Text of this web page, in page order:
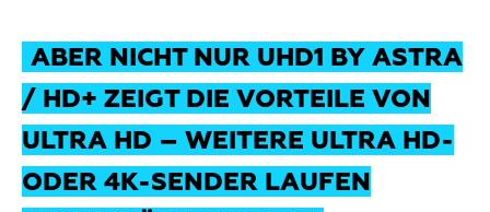
ABER NICHT NUR UHD1 BY ASTRA
/ HD+ ZEIGT DIE VORTEILE VON
ULTRA HD – WEITERE ULTRA HD-
ODER 4K-SENDER LAUFEN